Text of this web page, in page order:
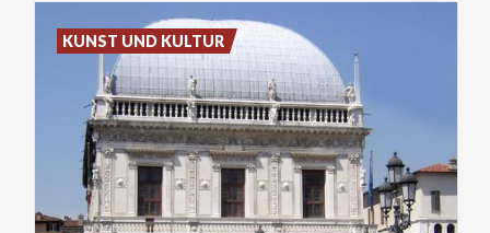
KUNST UND KULTUR